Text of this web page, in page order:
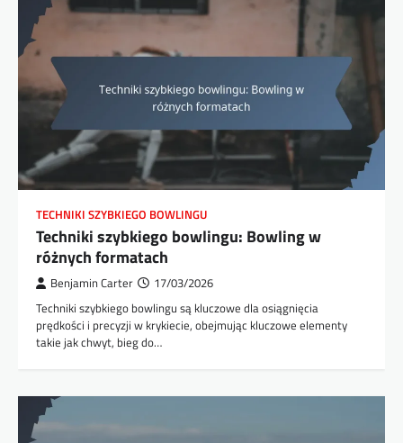
TECHNIKI SZYBKIEGO BOWLINGU
Techniki szybkiego bowlingu: Bowling w
różnych formatach
Benjamin Carter 17/03/2026
Techniki szybkiego bowlingu są kluczowe dla osiągnięcia
prędkości i precyzji w krykiecie, obejmując kluczowe elementy
takie jak chwyt, bieg do…